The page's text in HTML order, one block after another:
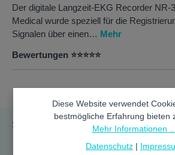
Der digitale Langzeit-EKG Recorder NR-
Medical wurde speziell für die
Signalen über einen… Mehr
Bewertungen ⭐⭐⭐⭐⭐
Service-Hotline
Diese Website verwendet
bestmögliche Erfahrung bieten
Mehr Informationen ...
Datenschutz |